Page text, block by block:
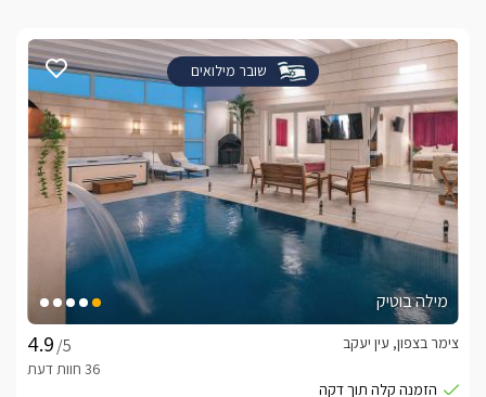
שובר מילואים
מילה בוטיק
/5
צימר בצפון, עין יעקב